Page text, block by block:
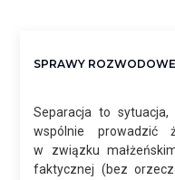
SPRAWY ROZWODOWE
Separacja to
wspólnie prowadzić
w związku
faktycznej (bez